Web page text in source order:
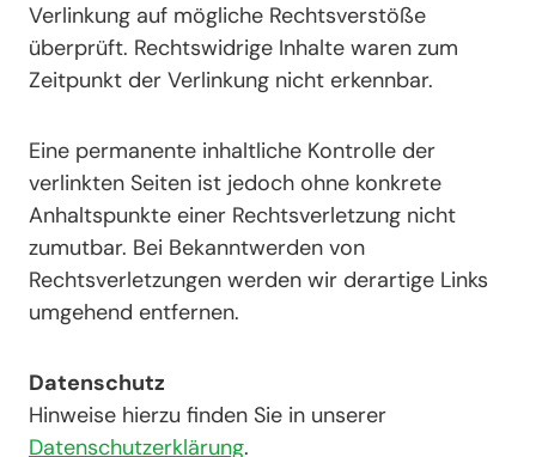
Verlinkung auf mögliche Rechtsverstöße
überprüft. Rechtswidrige Inhalte waren zum
Zeitpunkt der Verlinkung nicht erkennbar.
Eine permanente inhaltliche Kontrolle der
verlinkten Seiten ist jedoch ohne konkrete
Anhaltspunkte einer Rechtsverletzung nicht
zumutbar. Bei Bekanntwerden von
Rechtsverletzungen werden wir derartige Links
umgehend entfernen.
Datenschutz
Hinweise hierzu finden Sie in unserer
Datenschutzerklärung.